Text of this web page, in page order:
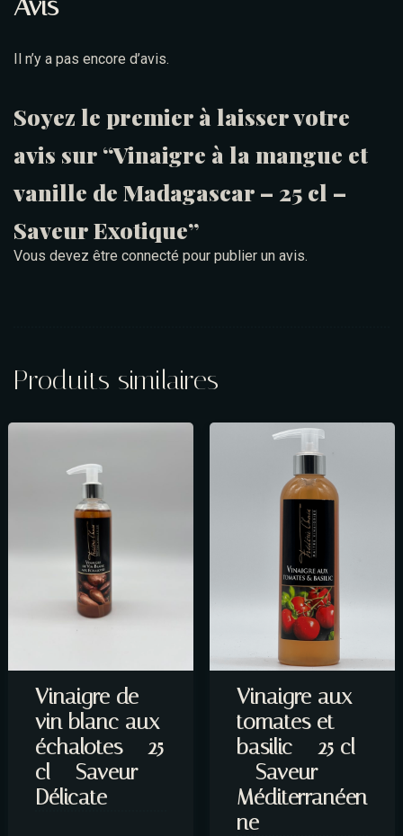
Avis
Il n’y a pas encore d’avis.
Soyez le premier à laisser votre
avis sur “Vinaigre à la mangue et
vanille de Madagascar – 25 cl –
Saveur Exotique”
Vous devez être connecté pour publier un avis.
Produits similaires
Vinaigre de
vin blanc aux
échalotes – 25
cl – Saveur
Délicate
Vinaigre aux
tomates et
basilic – 25 cl
– Saveur
Méditerranéen
ne
Table Reservation